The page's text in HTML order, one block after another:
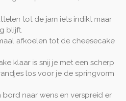
tot de jam iets indikt maar
blijft.
afkoelen tot de cheesecake
klaar is snij je met een scherp
los voor je de springvorm
naar wens en verspreid er